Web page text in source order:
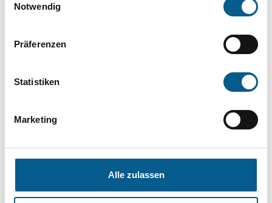
Notwendig
Präferenzen
Statistiken
Marketing
Alle zulassen
können durch die Wahl von Bereichen oder
Themen: Wissenschaft und Forschung
Themen: Kirchliche Zwecke
Themen: Bildung und Erziehung